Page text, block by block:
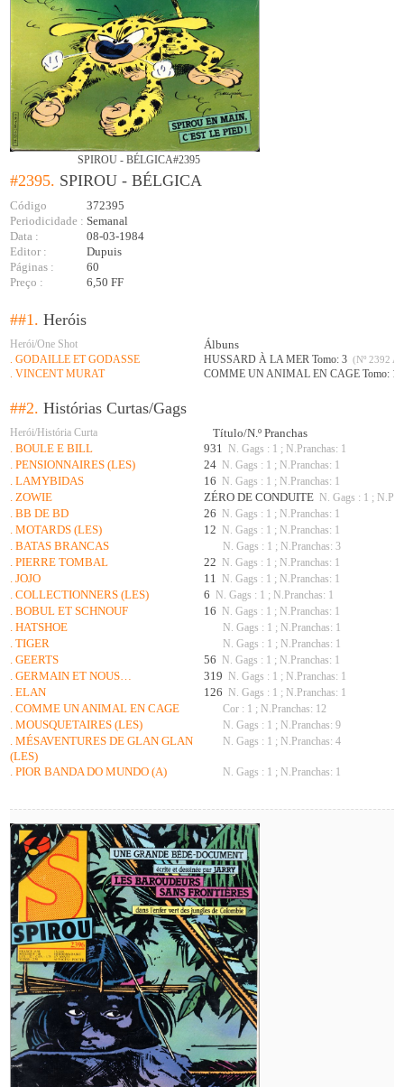
SPIROU - BÉLGICA#2395
#2395. SPIROU - BÉLGICA
Código
372395
Periodicidade : Semanal
Data :
08-03-1984
Editor :
Dupuis
Páginas :
60
Preço :
6,50 FF
##1.Heróis
Herói/One Shot Álbuns
. GODAILLE ET GODASSE HUSSARD À LA MER Tomo: 3 (Nº 2392 A
. VINCENT MURAT COMME UN ANIMAL EN CAGE Tomo: 1
##2.Histórias Curtas/Gags
Herói/História Curta
Título/N.º Pranchas
. BOULE E BILL
931 N. Gags : 1 ; N.Pranchas: 1
. PENSIONNAIRES (LES) 24 N. Gags : 1 ; N.Pranchas: 1
. LAMYBIDAS 16 N. Gags : 1 ; N.Pranchas: 1
. ZOWIE ZÉRO DE CONDUITE N. Gags : 1 ;
. BB DE BD 26 N. Gags : 1 ; N.Pranchas: 1
. MOTARDS (LES) 12 N. Gags : 1 ; N.Pranchas: 1
. BATAS BRANCAS N. Gags : 1 ; N.Pranchas: 3
. PIERRE TOMBAL 22 N. Gags : 1 ; N.Pranchas: 1
. JOJO 11 N. Gags : 1 ; N.Pranchas: 1
. COLLECTIONNERS (LES) 6 N. Gags : 1 ; N.Pranchas: 1
. BOBUL ET SCHNOUF 16 N. Gags : 1 ; N.Pranchas: 1
. HATSHOE N. Gags : 1 ; N.Pranchas: 1
. TIGER N. Gags : 1 ; N.Pranchas: 1
. GEERTS 56 N. Gags : 1 ; N.Pranchas: 1
. GERMAIN ET NOUS… 319 N. Gags : 1 ; N.Pranchas: 1
. ELAN 126 N. Gags : 1 ; N.Pranchas: 1
. COMME UN ANIMAL EN CAGE Cor : 1 ; N.Pranchas: 12
. MOUSQUETAIRES (LES) N. Gags : 1 ; N.Pranchas: 9
. MÉSAVENTURES DE GLAN GLAN
(LES)
N. Gags : 1 ; N.Pranchas: 4
. PIOR BANDA DO MUNDO (A) N. Gags : 1 ; N.Pranchas: 1